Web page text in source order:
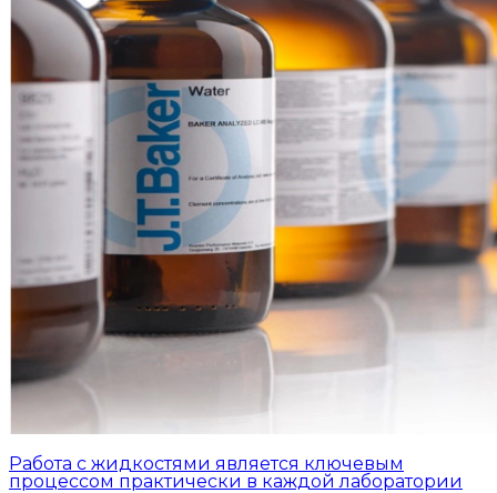
Работа с жидкостями является ключевым
процессом практически в каждой лаборатории